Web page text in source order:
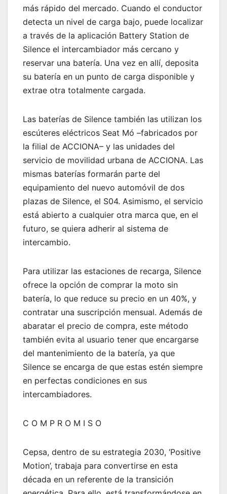
más rápido del mercado. Cuando el conductor
detecta un nivel de carga bajo, puede localizar
a través de la aplicación Battery Station de
Silence el intercambiador más cercano y
reservar una batería. Una vez en allí, deposita
su batería en un punto de carga disponible y
extrae otra totalmente cargada.
Las baterías de Silence también las utilizan los
escúteres eléctricos Seat Mó –fabricados por
la filial de ACCIONA– y las unidades del
servicio de movilidad urbana de ACCIONA. Las
mismas baterías formarán parte del
equipamiento del nuevo automóvil de dos
plazas de Silence, el S04. Asimismo, el servicio
está abierto a cualquier otra marca que, en el
futuro, se quiera adherir al sistema de
intercambio.
Para utilizar las estaciones de recarga, Silence
ofrece la opción de comprar la moto sin
batería, lo que reduce su precio en un 40%, y
contratar una suscripción mensual. Además de
abaratar el precio de compra, este método
también evita al usuario tener que encargarse
del mantenimiento de la batería, ya que
Silence se encarga de que estas estén siempre
en perfectas condiciones en sus
intercambiadores.
C O M P R O M I S O
Cepsa, dentro de su estrategia 2030, ‘Positive
Motion’, trabaja para convertirse en esta
década en un referente de la transición